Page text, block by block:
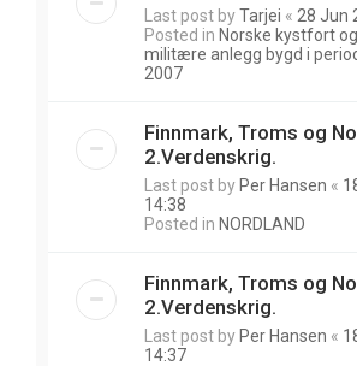
Last post byTarjei « 28 Jun
Posted in Norske kystfort
militære anlegg bygd i
2007
Finnmark, Troms og
2.Verdenskrig.
Last post by Per Hansen «
14:38
Posted in NORDLAND
Finnmark, Troms og
2.Verdenskrig.
Last post by Per Hansen «
14:37